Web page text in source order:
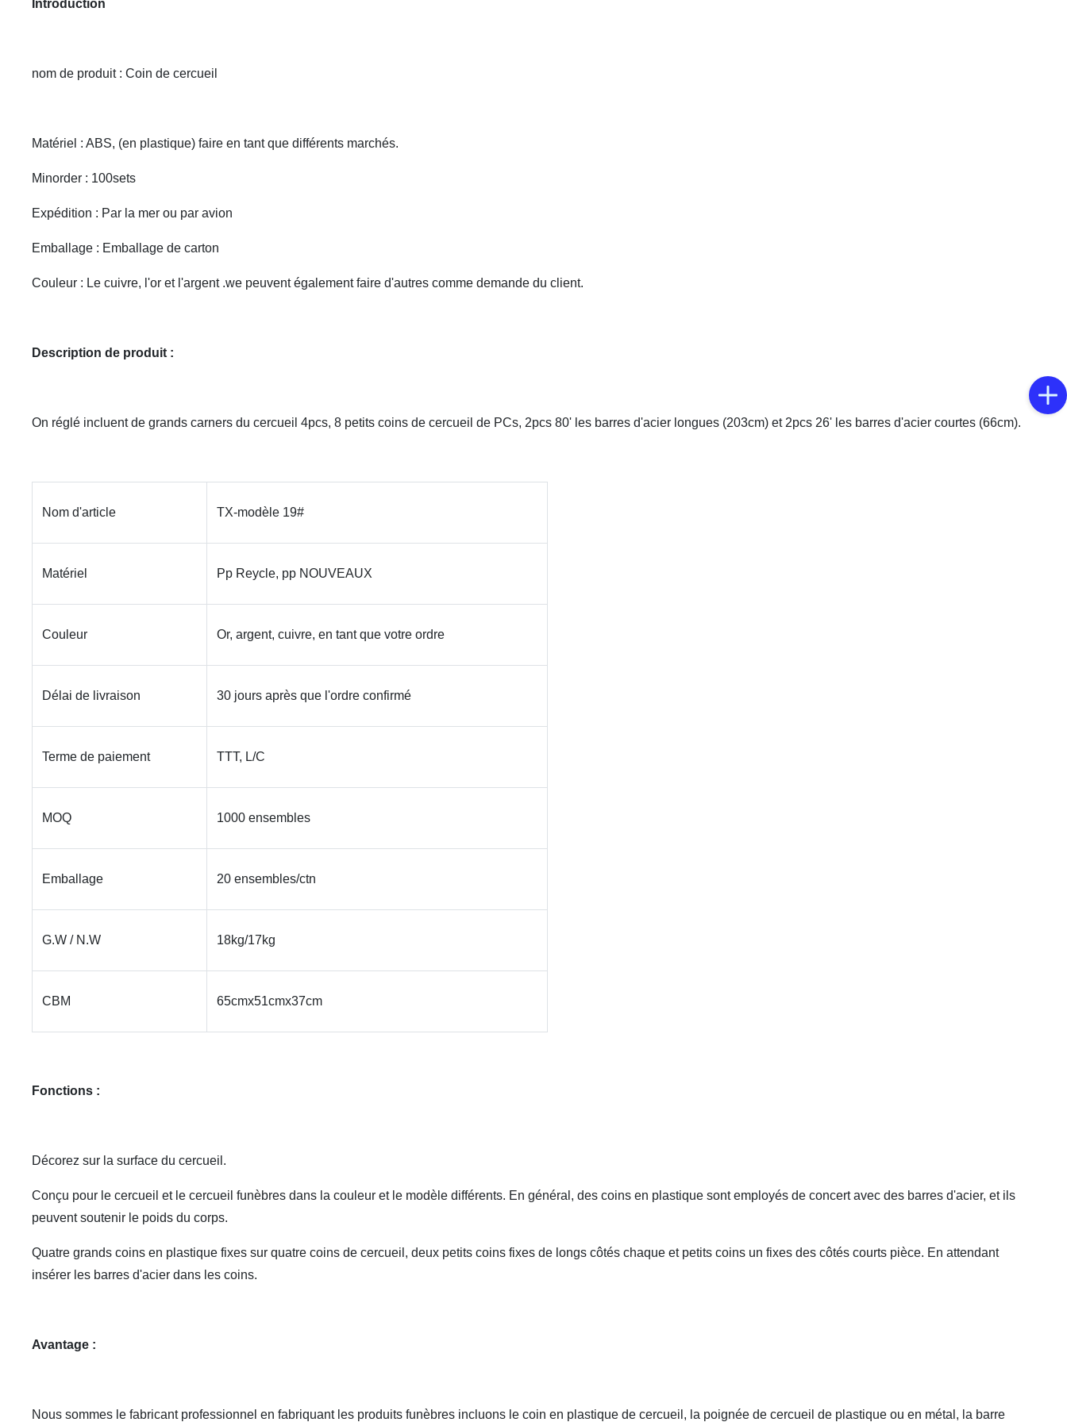
Introduction
nom de produit : Coin de cercueil
Matériel : ABS, (en plastique) faire en tant que différents marchés.
Minorder : 100sets
Expédition : Par la mer ou par avion
Emballage : Emballage de carton
Couleur : Le cuivre, l'or et l'argent .we peuvent également faire d'autres comme demande du client.
Description de produit :
On réglé incluent de grands carners du cercueil 4pcs, 8 petits coins de cercueil de PCs, 2pcs 80' les barres d'acier longues (203cm) et 2pcs 26' les barres d'acier courtes (66cm).
Nom d'article TX-modèle 19#
Matériel Pp Reycle, pp NOUVEAUX
Couleur Or, argent, cuivre, en tant que votre ordre
Délai de livraison 30 jours après que l'ordre confirmé
Terme de paiement TTT, L/C
MOQ 1000 ensembles
Emballage 20 ensembles/ctn
G.W / N.W 18kg/17kg
CBM 65cmx51cmx37cm
Fonctions :
Décorez sur la surface du cercueil.
Conçu pour le cercueil et le cercueil funèbres dans la couleur et le modèle différents. En général, des coins en plastique sont employés de concert avec des barres d'acier, et ils
peuvent soutenir le poids du corps.
Quatre grands coins en plastique fixes sur quatre coins de cercueil, deux petits coins fixes de longs côtés chaque et petits coins un fixes des côtés courts pièce. En attendant
insérer les barres d'acier dans les coins.
Avantage :
Nous sommes le fabricant professionnel en fabriquant les produits funèbres incluons le coin en plastique de cercueil, la poignée de cercueil de plastique ou en métal, la barre